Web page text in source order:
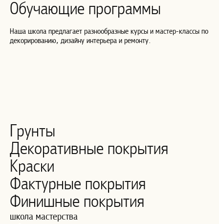
Обучающие программы
Наша школа предлагает разнообразные курсы и мастер-классы по
декорированию, дизайну интерьера и ремонту.
Грунты
Декоративные покрытия
Краски
Фактурные покрытия
Финишные покрытия
школа мастерства